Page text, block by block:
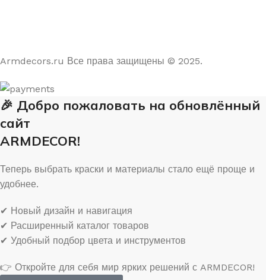
Armdecors.ru Все права защищены © 2025. ​
🎉 Добро пожаловать на обновлённый
сайт
ARMDECOR!
Теперь выбрать краски и материалы стало ещё проще и
удобнее.
✔ Новый дизайн и навигация
✔ Расширенный каталог товаров
✔ Удобный подбор цвета и инструментов
👉 Откройте для себя мир ярких решений с ARMDECOR!